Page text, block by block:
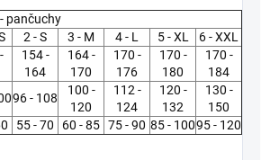
pančuchy
2 - S 3 - M 4 - L 5 - XL
6 - XXL
154 -
164
164 -
170
170 -
176
170 -
180
170 -
184
96 - 108
100 -
120
112 -
124
120 -
132
130 -
150
55 - 70 60 - 85 75 - 90 85 - 10095 - 120